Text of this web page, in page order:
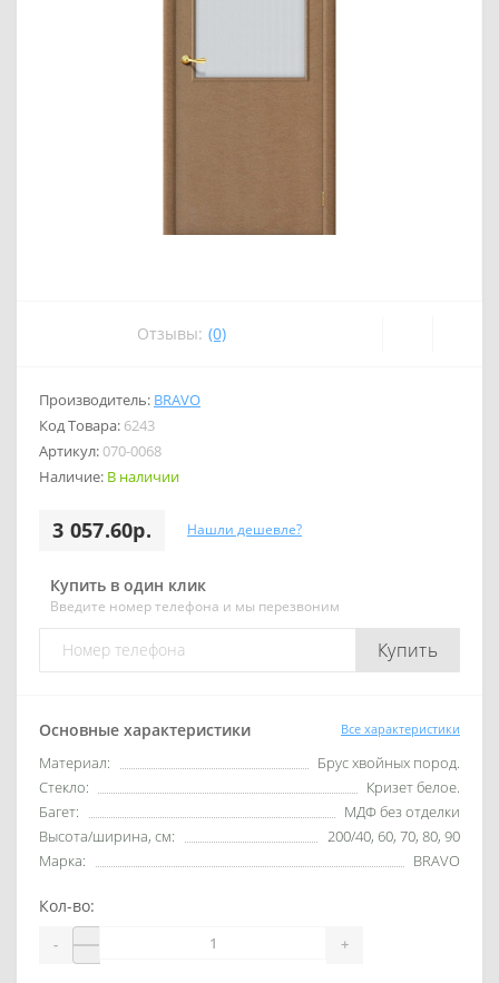
Отзывы: (0)
Производитель: BRAVO
Код Товара: 6243
Артикул:070-0068
Наличие: В наличии
3 057.60р. Нашли дешевле?
Купить в один клик
Введите номер телефона и мы перезвоним
Купить
Основные характеристики Все характеристики
Материал:
Брус хвойных пород.
Стекло:
Кризет белое.
Багет:
МДФ без отделки
Высота/ширина, см:
200/40, 60, 70, 80, 90
Марка:
BRAVO
Кол-во:
- +